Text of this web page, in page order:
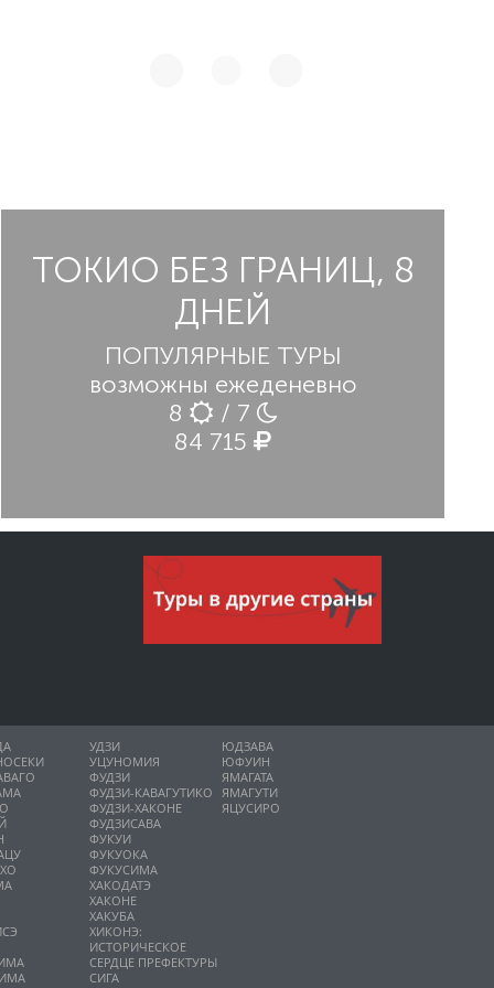
ТОКИО БЕЗ ГРАНИЦ, 8
ДНЕЙ
ПОПУЛЯРНЫЕ ТУРЫ
возможны ежеденевно
8
/ 7
84 715
УДЗИ
УЦУНОМИЯ
ФУДЗИ
ФУДЗИ-КАВАГУТИКО
ФУДЗИ-ХАКОНЕ
ФУДЗИСАВА
ФУКУИ
ФУКУОКА
ФУКУСИМА
ХАКОДАТЭ
ХАКОНЕ
ХАКУБА
ХИКОНЭ:
ИСТОРИЧЕСКОЕ
СЕРДЦЕ ПРЕФЕКТУРЫ
СИГА
ЮДЗАВА
ЮФУИН
ЯМАГАТА
ЯМАГУТИ
ЯЦУСИРО